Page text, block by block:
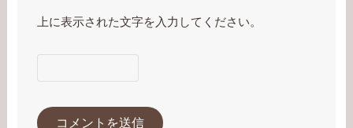
上に表示された文字を入力してください。